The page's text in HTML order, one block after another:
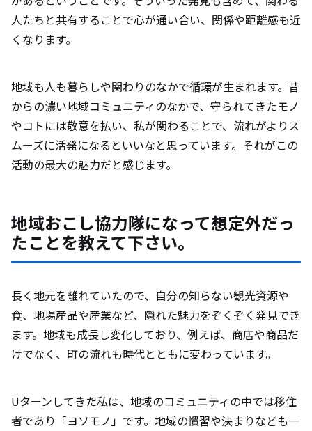
人たちと共有することで心が通い合い、関係や距離感も近
くなります。
地域も人も暮らしや関わりのなかで循環が生まれます。昔
からの濃い地域コミュニティのなかで、守られてきたモノ
やコトには敬意を払い、私が関わることで、流れがよりス
ムーズに活発になるといいなと思っています。それがこの
活動の最大の魅力だと感じます。
地域おこし協力隊になって想定外だっ
たことを教えて下さい。
長く地元を離れていたので、自分の知らない観光資源や
食、地場産品や産業など、隠れた魅力をぞくぞく発見でき
ます。地域も成長し変化しており、例えば、商店や商品だ
けでなく、町の流れも時代とともに変わっています。
Uターンしてきた私は、地域のコミュニティの中では移住
者であり「ヨソモノ」です。地域の慣習や決まりなども一